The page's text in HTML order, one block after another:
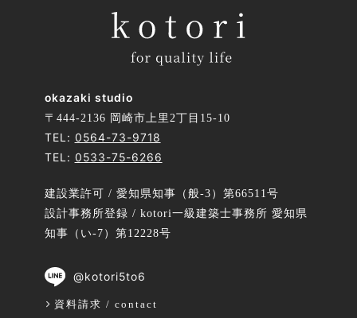
okazaki studio
〒444-2136 岡崎市上里2丁目15-10
TEL: 0564-73-9718
TEL: 0533-75-6266
建設業許可 / 愛知県知事（般-3）第66511号
設計事務所登録 / kotori一級建築士事務所 愛知県
知事（い-7）第12228号
@kotori5to6
資料請求 / contact